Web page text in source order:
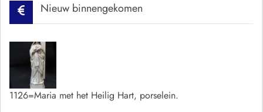
Nieuw binnengekomen
1126=Maria met het Heilig Hart, porselein.